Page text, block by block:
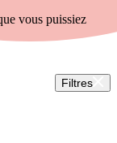
vous puissiez
Filtres